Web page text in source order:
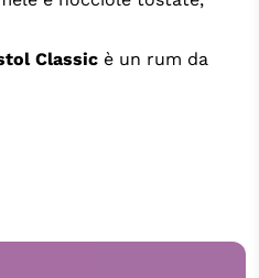
Classic è un rum da